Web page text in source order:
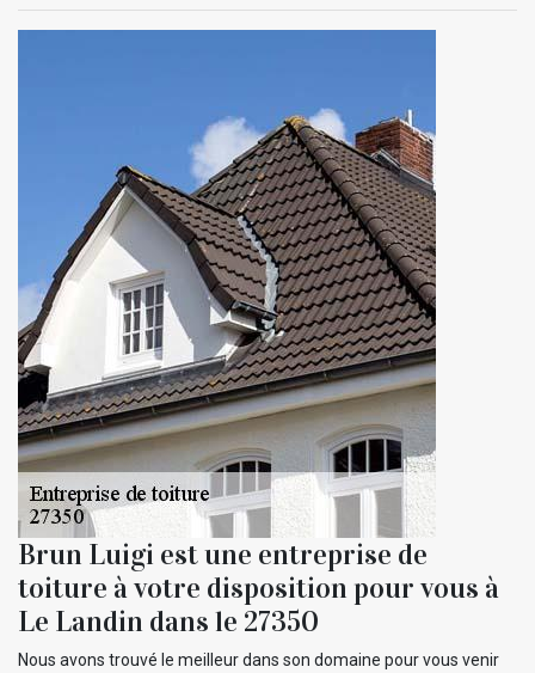
Brun Luigi est une entreprise de
toiture à votre disposition pour vous à
Le Landin dans le 27350
Nous avons trouvé le meilleur dans son domaine pour vous venir